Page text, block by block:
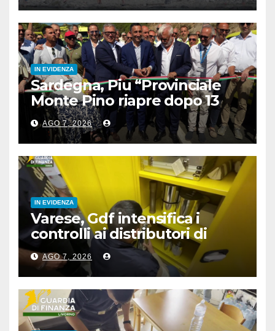
IN EVIDENZA
Sardegna, Piu “Provinciale
Monte Pino riapre dopo 13
anni, opera fondamentale”
AGO 7, 2026
IN EVIDENZA
Varese, Gdf intensifica i
controlli ai distributori di
carburante, 6 multati
AGO 7, 2026